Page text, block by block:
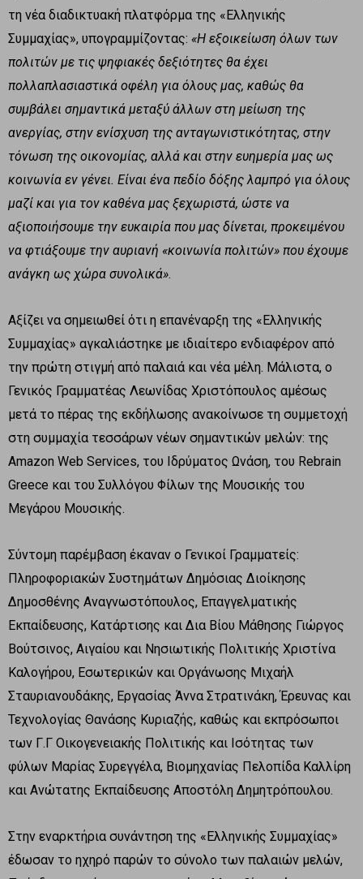
τη νέα διαδικτυακή πλατφόρμα της «Ελληνικής
Συμμαχίας», υπογραμμίζοντας: «Η εξοικείωση όλων των
πολιτών με τις ψηφιακές δεξιότητες θα έχει
πολλαπλασιαστικά οφέλη για όλους μας, καθώς θα
συμβάλει σημαντικά μεταξύ άλλων στη μείωση της
ανεργίας, στην ενίσχυση της ανταγωνιστικότητας, στην
τόνωση της οικονομίας, αλλά και στην ευημερία μας ως
κοινωνία εν γένει. Είναι ένα πεδίο δόξης λαμπρό για όλους
μαζί και για τον καθένα μας ξεχωριστά, ώστε να
αξιοποιήσουμε την ευκαιρία που μας δίνεται, προκειμένου
να φτιάξουμε την αυριανή «κοινωνία πολιτών» που έχουμε
ανάγκη ως χώρα συνολικά».
Αξίζει να σημειωθεί ότι η επανέναρξη της «Ελληνικής
Συμμαχίας» αγκαλιάστηκε με ιδιαίτερο ενδιαφέρον από
την πρώτη στιγμή από παλαιά και νέα μέλη. Μάλιστα, ο
Γενικός Γραμματέας Λεωνίδας Χριστόπουλος αμέσως
μετά το πέρας της εκδήλωσης ανακοίνωσε τη συμμετοχή
στη συμμαχία τεσσάρων νέων σημαντικών μελών: της
Amazon Web Services, του Ιδρύματος Ωνάση, του Rebrain
Greece και του Συλλόγου Φίλων της Μουσικής του
Μεγάρου Μουσικής.
Σύντομη παρέμβαση έκαναν ο Γενικοί Γραμματείς:
Πληροφοριακών Συστημάτων Δημόσιας Διοίκησης
Δημοσθένης Αναγνωστόπουλος, Επαγγελματικής
Εκπαίδευσης, Κατάρτισης και Δια Βίου Μάθησης Γιώργος
Βούτσινος, Αιγαίου και Νησιωτικής Πολιτικής Χριστίνα
Καλογήρου, Εσωτερικών και Οργάνωσης Μιχαήλ
Σταυριανουδάκης, Εργασίας Άννα Στρατινάκη, Έρευνας και
Τεχνολογίας Θανάσης Κυριαζής, καθώς και εκπρόσωποι
των Γ.Γ Οικογενειακής Πολιτικής και Ισότητας των
φύλων Μαρίας Συρεγγέλα, Βιομηχανίας Πελοπίδα Καλλίρη
και Ανώτατης Εκπαίδευσης Αποστόλη Δημητρόπουλου.
Στην εναρκτήρια συνάντηση της «Ελληνικής Συμμαχίας»
έδωσαν το ηχηρό παρών το σύνολο των παλαιών μελών,